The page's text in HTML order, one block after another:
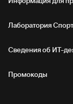
Лаборатория
Сведения об
Промокоды